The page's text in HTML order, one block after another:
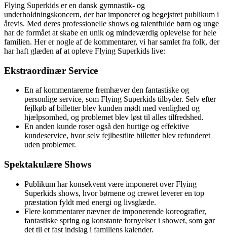
Flying Superkids er en dansk gymnastik- og
underholdningskoncern, der har imponeret og begejstret publikum i
årevis. Med deres professionelle shows og talentfulde børn og unge
har de formået at skabe en unik og mindeværdig oplevelse for hele
familien. Her er nogle af de kommentarer, vi har samlet fra folk, der
har haft glæden af at opleve Flying Superkids live:
Ekstraordinær Service
En af kommentarerne fremhæver den fantastiske og
personlige service, som Flying Superkids tilbyder. Selv efter
fejlkøb af billetter blev kunden mødt med venlighed og
hjælpsomhed, og problemet blev løst til alles tilfredshed.
En anden kunde roser også den hurtige og effektive
kundeservice, hvor selv fejlbestilte billetter blev refunderet
uden problemer.
Spektakulære Shows
Publikum har konsekvent være imponeret over Flying
Superkids shows, hvor børnene og crewet leverer en top
præstation fyldt med energi og livsglæde.
Flere kommentarer nævner de imponerende koreografier,
fantastiske spring og konstante fornyelser i showet, som gør
det til et fast indslag i familiens kalender.